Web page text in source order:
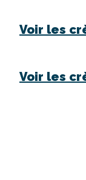
Voir les
Voir les